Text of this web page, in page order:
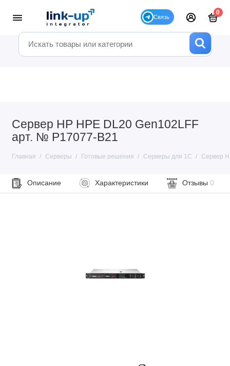
0
Сервер HP HPE DL20 Gen102LFF
арт. № P17077-B21
Главная Серверы Готовые решения Серверы для 1С Сервер
Описание Характеристики Отзывы 0